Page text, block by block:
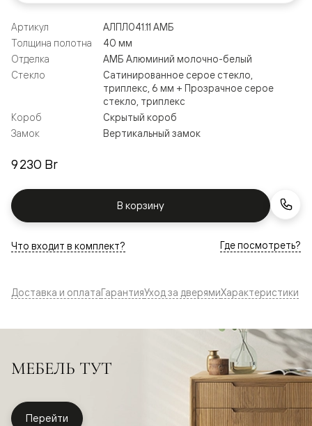
9 230 Br
В корзину
Артикул
АЛПЛ041.11 АМБ
Толщина полотна
40 мм
Отделка
АМБ Алюминий молочно-белый
Стекло
Сатинированное серое стекло,
триплекс, 6 мм + Прозрачное серое
стекло, триплекс
Короб
Скрытый короб
Замок
Вертикальный замок
Что входит в комплект? Где посмотреть?
Доставка и оплатаГарантияУход за дверямиХарактеристики
МЕБЕЛЬ ТУТ
Перейти